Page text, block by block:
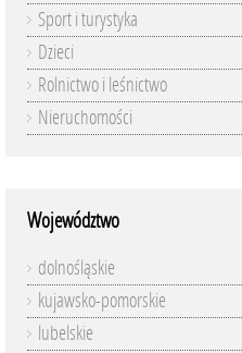
Sport i turystyka
Dzieci
Rolnictwo i leśnictwo
Nieruchomości
Województwo
dolnośląskie
kujawsko-pomorskie
lubelskie